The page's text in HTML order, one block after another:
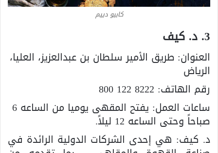
كابيو دييم
3. د. كيف
العنوان: طريق الأمير سلطان بن عبدالعزيز، العليا،
الرياض
رقم الهاتف: 800 122 8222
ساعات العمل: يفتح المقهى يوميا من الساعه 6
صباحاً وحتى الساعه 12 ليلاً.
د. كيف: هي إحدى الشركات الدولية الرائدة في